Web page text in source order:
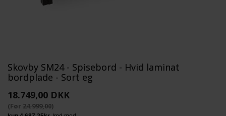
Skovby SM24 - Spisebord - Hvid laminat
bordplade - Sort eg
18.749,00 DKK
(Før 24.999,00)